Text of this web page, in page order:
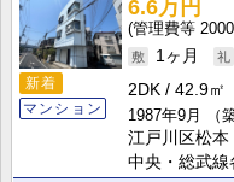
新着
マンション
6.6万円
1ヶ月
2DK
42.9㎡
1987年9月
（
江戸川区松本
中央・総武